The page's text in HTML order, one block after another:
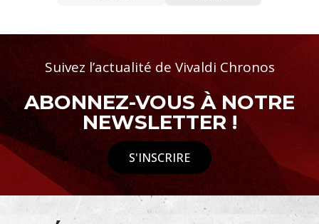
Suivez l’actualité de Vivaldi Chronos
ABONNEZ-VOUS À NOTRE
NEWSLETTER !
S'INSCRIRE